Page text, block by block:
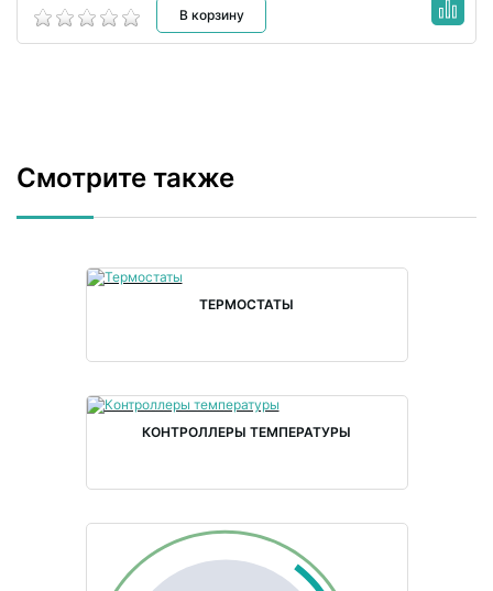
В корзину
Смотрите также
ТЕРМОСТАТЫ
КОНТРОЛЛЕРЫ ТЕМПЕРАТУРЫ